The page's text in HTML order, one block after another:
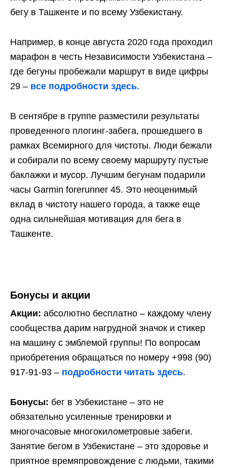
бегу в Ташкенте и по всему Узбекистану.
Например, в конце августа 2020 года проходил
марафон в честь Независимости Узбекистана –
где бегуны пробежали маршрут в виде цифры
29 – все подробности здесь.
В сентябре в группе разместили результаты
проведенного плогинг-забега, прошедшего в
рамках Всемирного для чистоты. Люди бежали
и собирали по всему своему маршруту пустые
баклажки и мусор. Лучшим бегунам подарили
часы Garmin forerunner 45. Это неоценимый
вклад в чистоту нашего города, а также еще
одна сильнейшая мотивация для бега в
Ташкенте.
Бонусы и акции
Акции: абсолютно бесплатно – каждому члену
сообщества дарим нагрудной значок и стикер
на машину с эмблемой группы! По вопросам
приобретения обращаться по номеру +998 (90)
917-91-93 – подробности читать здесь.
Бонусы: бег в Узбекистане – это не
обязательно усиленные тренировки и
многочасовые многокилометровые забеги.
Занятие бегом в Узбекистане – это здоровье и
приятное времяпровождение с людьми, такими